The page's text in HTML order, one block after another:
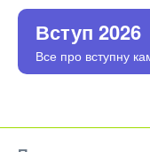
Вступ 2026
Все про вступну